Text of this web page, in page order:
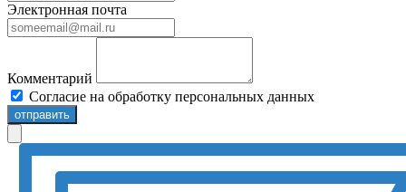
Электронная почта
Комментарий
Согласие на обработку персональных данных
отправить